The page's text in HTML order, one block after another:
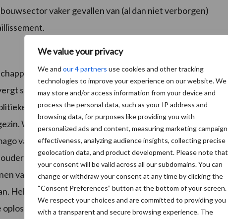
We value your privacy
We and our 4 partners use cookies and other tracking
technologies to improve your experience on our website. We
may store and/or access information from your device and
process the personal data, such as your IP address and
browsing data, for purposes like providing you with
personalized ads and content, measuring marketing campaign
effectiveness, analyzing audience insights, collecting precise
geolocation data, and product development. Please note that
your consent will be valid across all our subdomains. You can
change or withdraw your consent at any time by clicking the
“Consent Preferences” button at the bottom of your screen.
We respect your choices and are committed to providing you
with a transparent and secure browsing experience. The
vaker gevallen van (al dan niet verborgen)
onderbouwing van de problematiek en zijn
sociologisch onderzoek. Als ILVO willen we weten
sociale, persoonlijke) een invloed uitoefenen op de
Welke impact heeft de steeds veranderende
van de landbouw in de maatschappij een rol? Hoe
partner, en kinderen?’
van stress zal ILVO ook proberen te achterhalen hoe de
Hebben ze de neiging problemen aan te pakken of eerder
Wat is er al ter beschikking en welke soort